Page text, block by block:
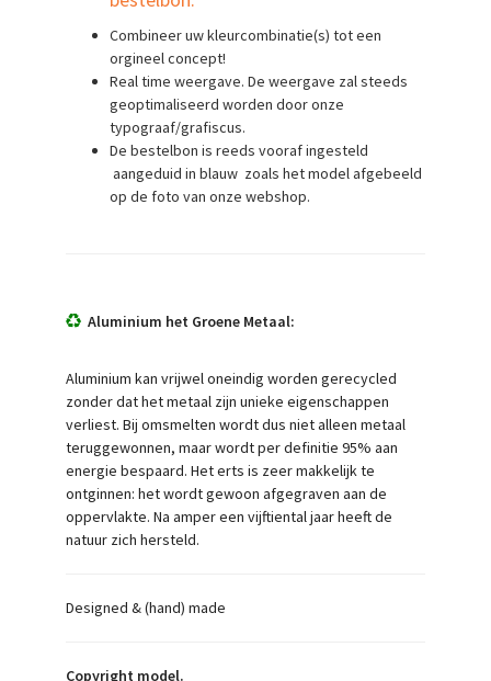
Combineer uw kleurcombinatie(s) tot een
orgineel concept!
Real time weergave. De weergave zal steeds
geoptimaliseerd worden door onze
typograaf/grafiscus.
De bestelbon is reeds vooraf ingesteld
aangeduid in blauw zoals het model afgebeeld
op de foto van onze webshop.
Aluminium het Groene Metaal:
Aluminium kan vrijwel oneindig worden gerecycled
zonder dat het metaal zijn unieke eigenschappen
verliest. Bij omsmelten wordt dus niet alleen metaal
teruggewonnen, maar wordt per definitie 95% aan
energie bespaard. Het erts is zeer makkelijk te
ontginnen: het wordt gewoon afgegraven aan de
oppervlakte. Na amper een vijftiental jaar heeft de
natuur zich hersteld.
Designed & (hand) made
Copyright model.